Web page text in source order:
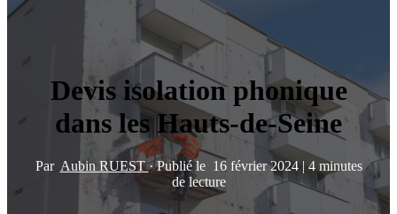
Devis isolation phonique
dans les Hauts-de-Seine
Par Aubin RUEST· Publié le 16 février 2024 | 4 minutes
de lecture